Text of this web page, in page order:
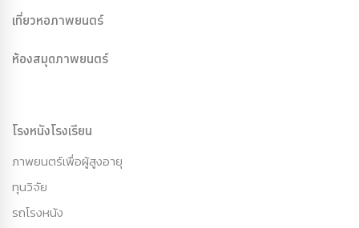
เที่ยวหอภาพยนตร์
ห้องสมุดภาพยนตร์
โรงหนังโรงเรียน
ภาพยนตร์เพื่อผู้สูงอายุ
ทุนวิจัย
รถโรงหนัง